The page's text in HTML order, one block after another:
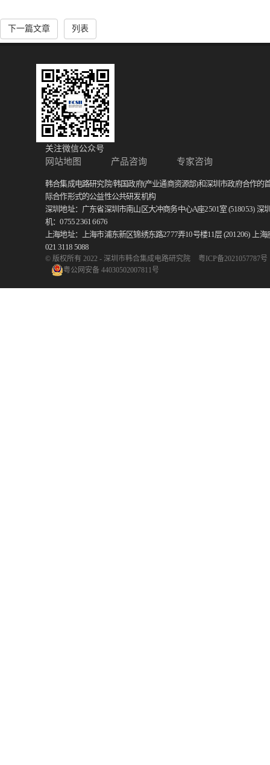
下一篇文章 列表
关注微信公众号
网站地图 产品咨询 专家咨询
韩合集成电路研究院/韩国政府(产业通商资源部)和深圳市政府合作的
际合作形式的公益性公共研发机构
深圳地址：广东省深圳市南山区大冲商务中心A座2501室 (518053) 深
机：0755 2361 6676
上海地址：上海市浦东新区锦绣东路2777弄10号楼11层 (201206)
上
021 3118 5088
© 版权所有 2022 - 深圳市韩合集成电路研究院
粤ICP备2021057787号
粤公网安备 44030502007811号